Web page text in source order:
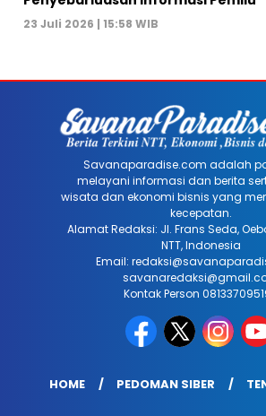
23 Juli 2026 | 15:58 WIB
Savanaparadise.com adalah
melayani informasi dan berita
wisata dan ekonomi bisnis yang
kecepatan.
Alamat Redaksi: Jl. Frans Seda,
NTT, Indonesia
Email:
Kontak Person
HOME PEDOMAN SIBER